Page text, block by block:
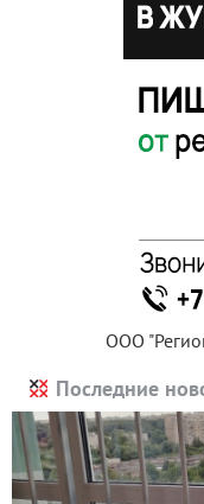
ООО
Последние